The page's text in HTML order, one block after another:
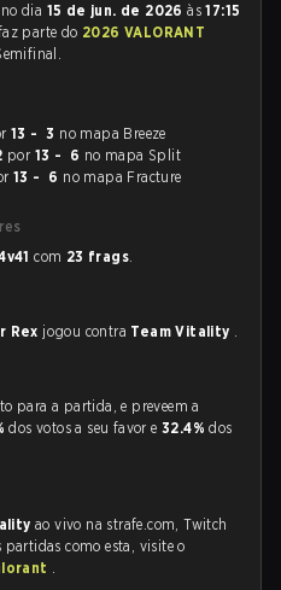
dia 15 de jun. de 2026às17:15
parte do 2026 VALORANT
13 - 3 no mapa Breeze
por 13 - 6 no mapa Split
13 - 6 no mapa Fracture
com 23 frags.
Rex jogou contra Team Vitality .
para a partida, e preveem a
dos votos a seu favor e32.4%dos
ao vivo na strafe.com, Twitch
como esta, visite o
.